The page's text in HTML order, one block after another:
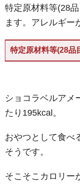
特定原材料等(28
ます。アレルギー
特定原材料等(28品
ショコラベルアメ
たり195kcal。
おやつとして食べ
そうです。
そこそこカロリー